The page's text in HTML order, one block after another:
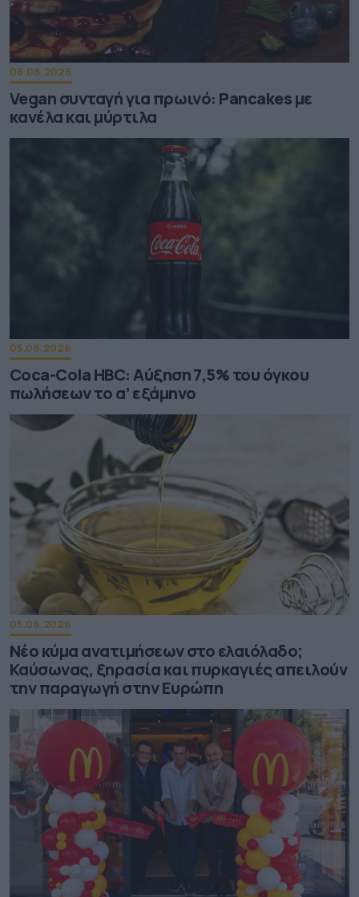
06.08.2026
Vegan συνταγή για πρωινό: Pancakes με
κανέλα και μύρτιλα
05.08.2026
Coca-Cola HBC: Aύξηση 7,5% του όγκου
πωλήσεων το α’ εξάμηνο
05.08.2026
Νέο κύμα ανατιμήσεων στο ελαιόλαδο;
Καύσωνας, ξηρασία και πυρκαγιές απειλούν
την παραγωγή στην Ευρώπη